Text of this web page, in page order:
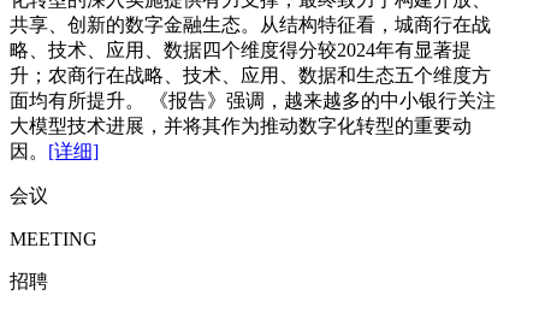
共享、创新的数字金融生态。从结构特征看，城商行在战
略、技术、应用、数据四个维度得分较2024年有显著提
升；农商行在战略、技术、应用、数据和生态五个维度方
面均有所提升。 《报告》强调，越来越多的中小银行关注
大模型技术进展，并将其作为推动数字化转型的重要动
因。 [详细]
会议
MEETING
招聘